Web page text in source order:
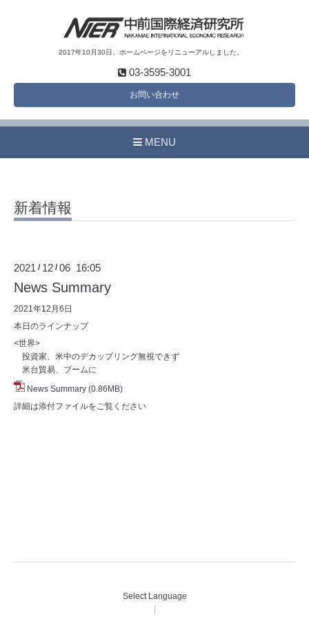
2017年10月30日、ホームページをリニューアルしました。
03-3595-3001
お問い合わせ
MENU
新着情報
2021 / 12 /06 16:05
News Summary
2021年12月6日
本日のラインナップ
<世界>
投資家、米中のデカップリング無視できず
米台貿易、ブームに
News Summary (0.86MB)
詳細は添付ファイルをご覧ください
Select Language